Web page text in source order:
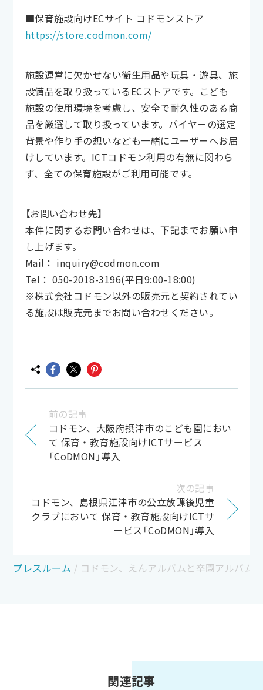
■保育施設向けECサイト コドモンストア
https://store.codmon.com/
施設運営に欠かせない衛生用品や玩具・遊具、施
設備品を取り扱っているECストアです。こども
施設の使用環境を考慮し、安全で耐久性のある商
品を厳選して取り扱っています。バイヤーの選定
背景や作り手の想いなども一緒にユーザーへお届
けしています。ICTコドモン利用の有無に関わら
ず、全ての保育施設がご利用可能です。
【お問い合わせ先】
本件に関するお問い合わせは、下記までお願い申
し上げます。
Mail： inquiry@codmon.com
Tel： 050-2018-3196(平日9:00-18:00)
※株式会社コドモン以外の販売元と契約されてい
る施設は販売元までお問い合わせください。
前の記事
コドモン、大阪府摂津市のこども園におい
て 保育・教育施設向けICTサービス
「CoDMON」導入
次の記事
コドモン、島根県江津市の公立放課後児童
クラブにおいて 保育・教育施設向けICTサ
ービス「CoDMON」導入
プレスルーム / コドモン、えんアルバムと卒園アルバ
関連記事